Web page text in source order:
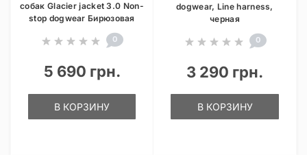
собак Glacier jacket 3.0 Non-
stop dogwear Бирюзовая
0
5 690 грн.
В КОРЗИНУ
dogwear, Line harness,
черная
0
3 290 грн.
В КОРЗИНУ